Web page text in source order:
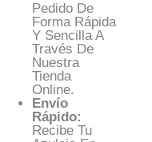
Pedido De
Forma Rápida
Y Sencilla A
Través De
Nuestra
Tienda
Online.
Envío
Rápido:
Recibe Tu